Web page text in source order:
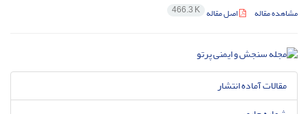
مشاهده مقاله اصل مقاله 466.3 K
مقالات آماده انتشار